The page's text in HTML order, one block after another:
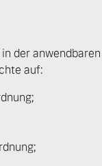
der anwendbaren
auf: